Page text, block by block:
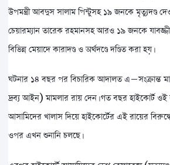
উপমন্ত্রী আবদুস সালাম পিন্টুসহ ১৯ জনকে মৃত্যুদণ্ড
চেয়ারম্যান তারেক রহমানসহ আরও ১৯ জনকে
বিভিন্ন মেয়াদে কারাদণ্ড ও অর্থদণ্ডে দণ্ডিত করা হয়।
ঘটনার ১৪ বছর পর বিচারিক আদালত এ–সংক্রান্ত
দ্রব্য আইন) মামলার রায় দেন। গত বছর হাইকোর্ট ওই
আসামিদের খালাস দিয়ে হাইকোর্টের এই রায়ের
ওপর এখন শুনানি চলছে।